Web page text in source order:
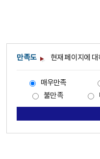
만족도 현재 페이지에
매우만족
불만족